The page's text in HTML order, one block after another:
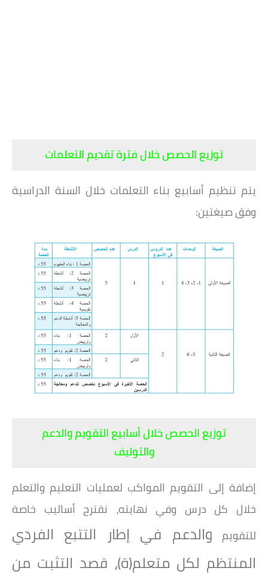
توزيع الحصص خلال فترة تقديم التعلمات
يتم تنظيم أسابيع بناء التعلمات خلال السنة الدراسية
وفق صيغتين:
توزيع الحصص خلال أسابيع التقويم والدعم
والتوليف
إضافة إلى التقويم المواكب لعمليات التعليم والتعلم
خلال كل درس وفي نهايته، نقترح أساليب خاصة
للتقويم والدعم في إطار التتبع الفردي
المنتظم لكل متعلم(ة)، قصد التثبت من